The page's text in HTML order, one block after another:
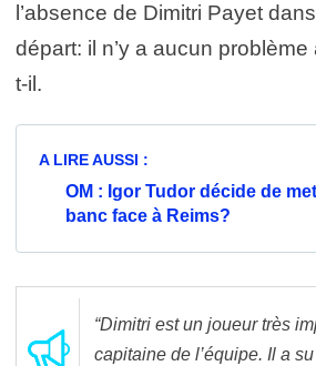
l’absence de Dimitri Payet
départ: il n’y a aucun
t-il.
A LIRE AUSSI :
OM : Igor Tudor décide de
banc face à Reims?
“Dimitri est un joueur très
capitaine de l’équipe. Il a